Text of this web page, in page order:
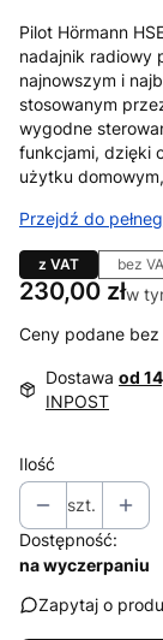
Pilot Hörmann
nadajnik radiowy
najnowszym i
stosowanym
wygodne
funkcjami, dzięki
użytku
Przejdź do
z VAT bez
Cena
230,00 złw
w
Ceny podane
Dostawa od
INPOST
Ilość
szt.
Dostępność:
na wyczerpaniu
Zapytaj o